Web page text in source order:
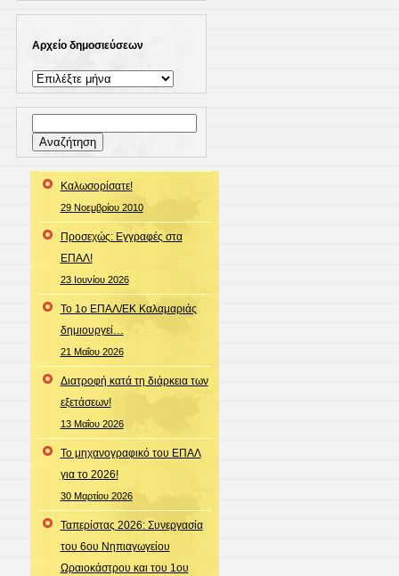
Αρχείο δημοσιεύσεων
Αρχείο
για:
Καλωσορίσατε!
29 Νοεμβρίου 2010
Προσεχώς: Εγγραφές στα
ΕΠΑΛ!
23 Ιουνίου 2026
Το 1ο ΕΠΑΛ/ΕΚ Καλαμαριάς
δημιουργεί…
21 Μαΐου 2026
Διατροφή κατά τη διάρκεια των
εξετάσεων!
13 Μαΐου 2026
Το μηχανογραφικό του ΕΠΑΛ
για το 2026!
30 Μαρτίου 2026
Ταπερίστας 2026: Συνεργασία
του 6ου Νηπιαγωγείου
Ωραιοκάστρου και του 1ου